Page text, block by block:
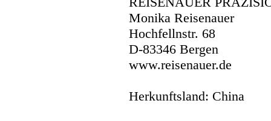
Monika Reisenauer
Hochfellnstr. 68
D-83346 Bergen
www.reisenauer.de
Herkunftsland: China